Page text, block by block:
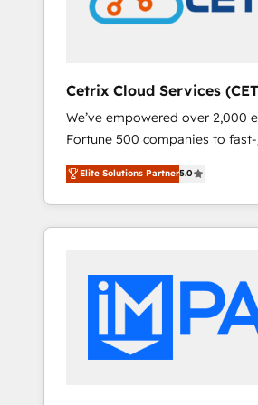
Cetrix Cloud Services
We’ve empowered over 2,000
Fortune 500 companies to
and nonprofits — to streamline
revenue, and unlock the full
With deep technical and
automation, integration, and
Sales, Service, Marketing &
and chat agents, predictive
workflows • Salesforce +
RevOps and AI-driven sales
Elite Solutions Partner5.0